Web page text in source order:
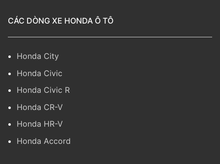
CÁC DÒNG XE HONDA Ô TÔ
Honda City
Honda Civic
Honda Civic R
Honda CR-V
Honda HR-V
Honda Accord